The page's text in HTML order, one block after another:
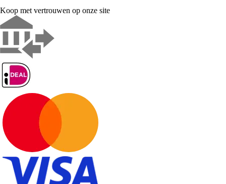
Koop met vertrouwen op onze site